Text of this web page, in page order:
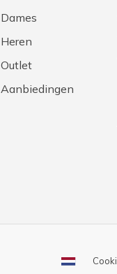
Dames
Heren
Outlet
Aanbiedingen